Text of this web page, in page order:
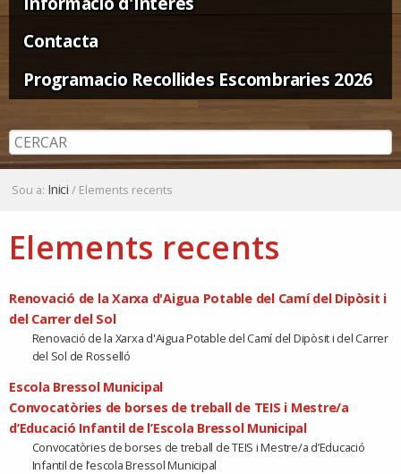
Contacta
Programacio Recollides Escombraries 2026
Sou a: Inici / Elements recents
Elements recents
Renovació de la Xarxa d'Aigua Potable del Camí del Dipòsit i
del Carrer del Sol
Renovació de la Xarxa d'Aigua Potable del Camí del Dipòsit i del Carrer
del Sol de Rosselló
Escola Bressol Municipal
Convocatòries de borses de treball de TEIS i Mestre/a
d’Educació Infantil de l’Escola Bressol Municipal
Convocatòries de borses de treball de TEIS i Mestre/a d’Educació
Infantil de l’escola Bressol Municipal